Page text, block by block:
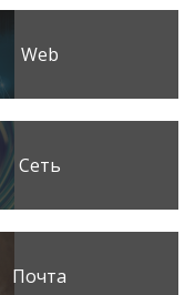
Web
Сеть
Почта